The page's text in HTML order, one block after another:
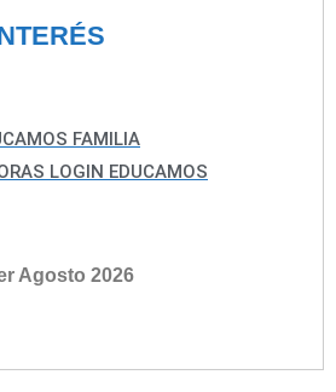
FAMILIA
LOGIN EDUCAMOS
Agosto 2026